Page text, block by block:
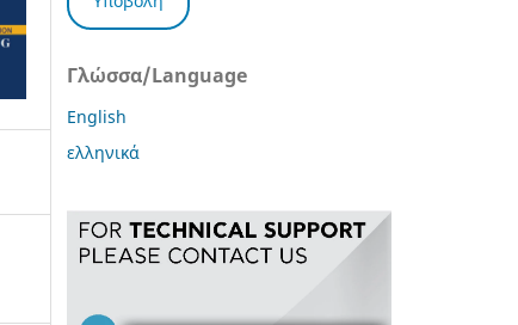
Γλώσσα/Language
English
ελληνικά